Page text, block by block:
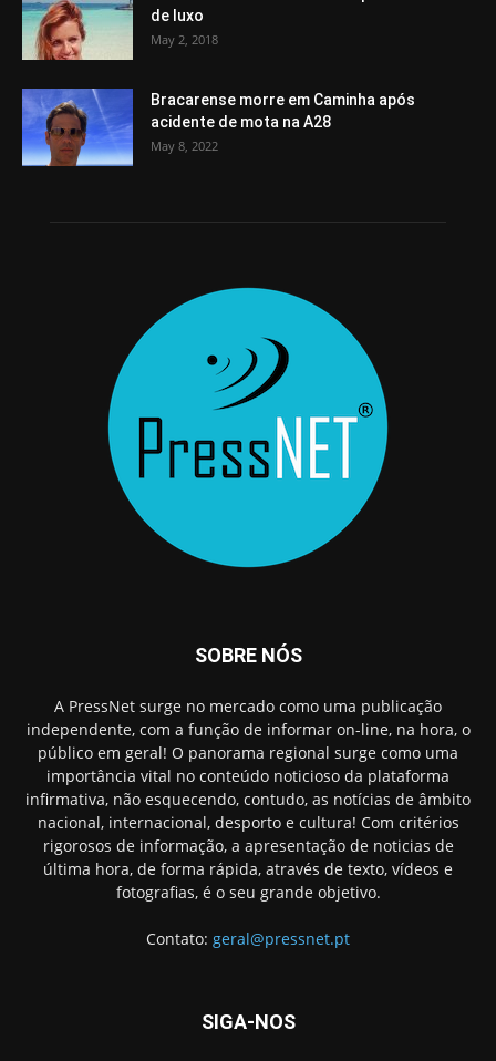
de luxo
May 2, 2018
Bracarense morre em Caminha após
acidente de mota na A28
May 8, 2022
SOBRE NÓS
A PressNet surge no mercado como uma publicação
independente, com a função de informar on-line, na hora, o
público em geral! O panorama regional surge como uma
importância vital no conteúdo noticioso da plataforma
infirmativa, não esquecendo, contudo, as notícias de âmbito
nacional, internacional, desporto e cultura! Com critérios
rigorosos de informação, a apresentação de noticias de
última hora, de forma rápida, através de texto, vídeos e
fotografias, é o seu grande objetivo.
Contato: geral@pressnet.pt
SIGA-NOS